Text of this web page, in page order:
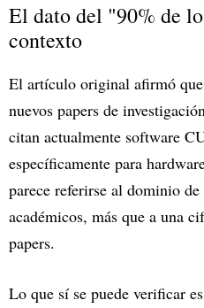
El dato del "90% de
contexto
El artículo original afirmó
nuevos papers de
citan actualmente software
específicamente para
parece referirse al dominio
académicos, más que a una
papers.
Lo que sí se puede verificar